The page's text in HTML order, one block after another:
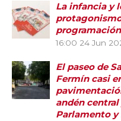
La infancia y
16:00 24 Jun
El paseo de
Fermín casi
andén
Parlamento